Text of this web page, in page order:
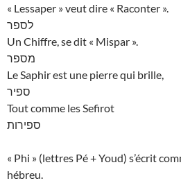
« Lessaper » veut dire « Raconter ».
לספר
Un Chiffre, se dit « Mispar ».
מספר
Le Saphir est une pierre qui brille,
ספיר
Tout comme les Sefirot
ספירות
« Phi » (lettres Pé + Youd) s’écrit
hébreu.